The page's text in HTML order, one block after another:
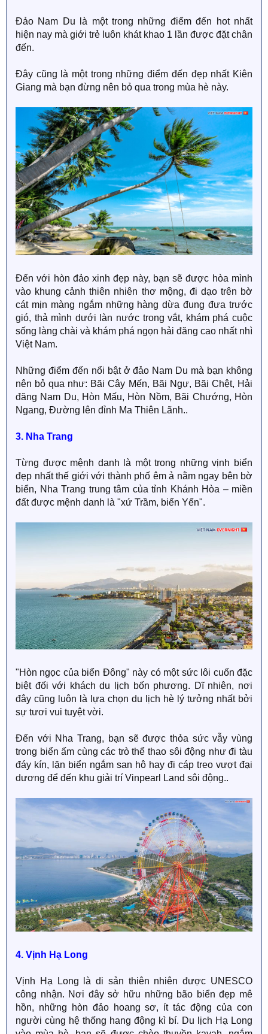
Đảo Nam Du là một trong những điểm đến hot nhất
hiện nay mà giới trẻ luôn khát khao 1 lần được đặt chân
đến.
Đây cũng là một trong những điểm đến đẹp nhất Kiên
Giang mà bạn đừng nên bỏ qua trong mùa hè này.
Đến với hòn đảo xinh đẹp này, bạn sẽ được hòa mình
vào khung cảnh thiên nhiên thơ mộng, đi dạo trên bờ
cát mịn màng ngắm những hàng dừa đung đưa trước
gió, thả mình dưới làn nước trong vắt, khám phá cuộc
sống làng chài và khám phá ngọn hải đăng cao nhất nhì
Việt Nam.
Những điểm đến nổi bật ở đảo Nam Du mà bạn không
nên bỏ qua như: Bãi Cây Mến, Bãi Ngự, Bãi Chệt, Hải
đăng Nam Du, Hòn Mấu, Hòn Nồm, Bãi Chướng, Hòn
Ngang, Đường lên đỉnh Ma Thiên Lãnh..
3. Nha Trang
Từng được mệnh danh là một trong những vịnh biển
đẹp nhất thế giới với thành phố êm ả nằm ngay bên bờ
biển, Nha Trang trung tâm của tỉnh Khánh Hòa – miền
đất được mệnh danh là "xứ Trầm, biển Yến".
"Hòn ngọc của biển Đông" này có một sức lôi cuốn đặc
biệt đối với khách du lịch bốn phương. Dĩ nhiên, nơi
đây cũng luôn là lựa chọn du lịch hè lý tưởng nhất bởi
sự tươi vui tuyệt vời.
Đến với Nha Trang, bạn sẽ được thỏa sức vẫy vùng
trong biển ấm cùng các trò thể thao sôi động như đi tàu
đáy kín, lặn biển ngắm san hô hay đi cáp treo vượt đại
dương để đến khu giải trí Vinpearl Land sôi động..
4. Vịnh Hạ Long
Vịnh Hạ Long là di sản thiên nhiên được UNESCO
công nhận. Nơi đây sở hữu những bão biển đẹp mê
hồn, những hòn đảo hoang sơ, ít tác động của con
người cùng hệ thống hang động kì bí. Du lịch Hạ Long